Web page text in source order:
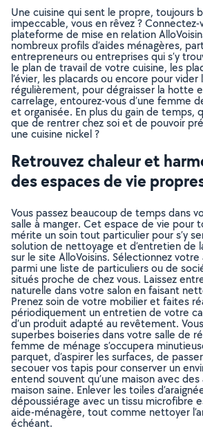
Une cuisine qui sent le propre, toujours
impeccable, vous en rêvez ? Connectez-
plateforme de mise en relation
nombreux profils d’aides ménagères,
entrepreneurs ou entreprises qui s’y
le plan de travail de votre cuisine, les
l’évier, les placards ou encore pour
régulièrement, pour dégraisser la hotte
carrelage, entourez-vous d’une femme
et organisée. En plus du gain de temps,
que de rentrer chez soi et de pouvoir
une cuisine nickel ?
Retrouvez chaleur et
des espaces de vie
Vous passez beaucoup de temps dans
salle à manger. Cet espace de vie pour
mérite un soin tout particulier pour s’y
solution de nettoyage et d’entretien de
sur le site AlloVoisins. Sélectionnez
parmi une liste de particuliers ou de
situés proche de chez vous. Laissez
naturelle dans votre salon en faisant
Prenez soin de votre mobilier et faites
périodiquement un entretien de votre
d’un produit adapté au revêtement.
superbes boiseries dans votre salle de
femme de ménage s’occupera
parquet, d’aspirer les surfaces, de
secouer vos tapis pour conserver un
entend souvent qu’une maison avec
maison saine. Enlever les toiles
dépoussiérage avec un tissu microfibre
aide-ménagère, tout comme nettoyer
échéant.